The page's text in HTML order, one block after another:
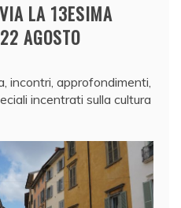
LA 13ESIMA
AGOSTO
incontri, approfondimenti,
incentrati sulla cultura